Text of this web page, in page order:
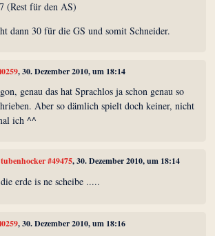
(Rest für den AS)
dann 30 für die GS und somit Schneider.
, 30. Dezember 2010, um 18:14
genau das hat Sprachlos ja schon genau so
Aber so dämlich spielt doch keiner, nicht
ich ^^
#49475, 30. Dezember 2010, um 18:14
erde is ne scheibe .....
, 30. Dezember 2010, um 18:16